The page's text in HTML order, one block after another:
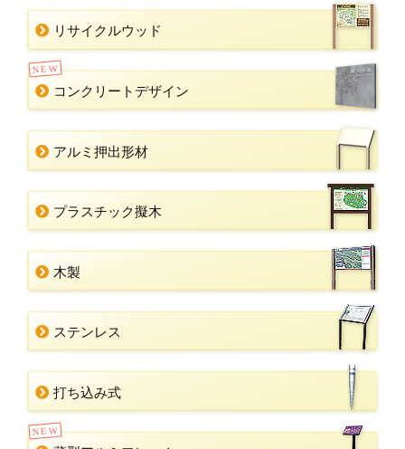
リサイクルウッド
NEW
コンクリートデザイン
アルミ押出形材
プラスチック擬木
木製
ステンレス
打ち込み式
NEW